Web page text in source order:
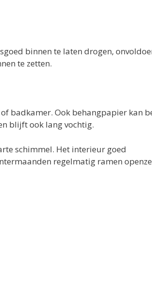
binnen te laten drogen,
te zetten.
badkamer. Ook behangpapier kan
blijft ook lang vochtig.
schimmel. Het interieur goed
regelmatig ramen